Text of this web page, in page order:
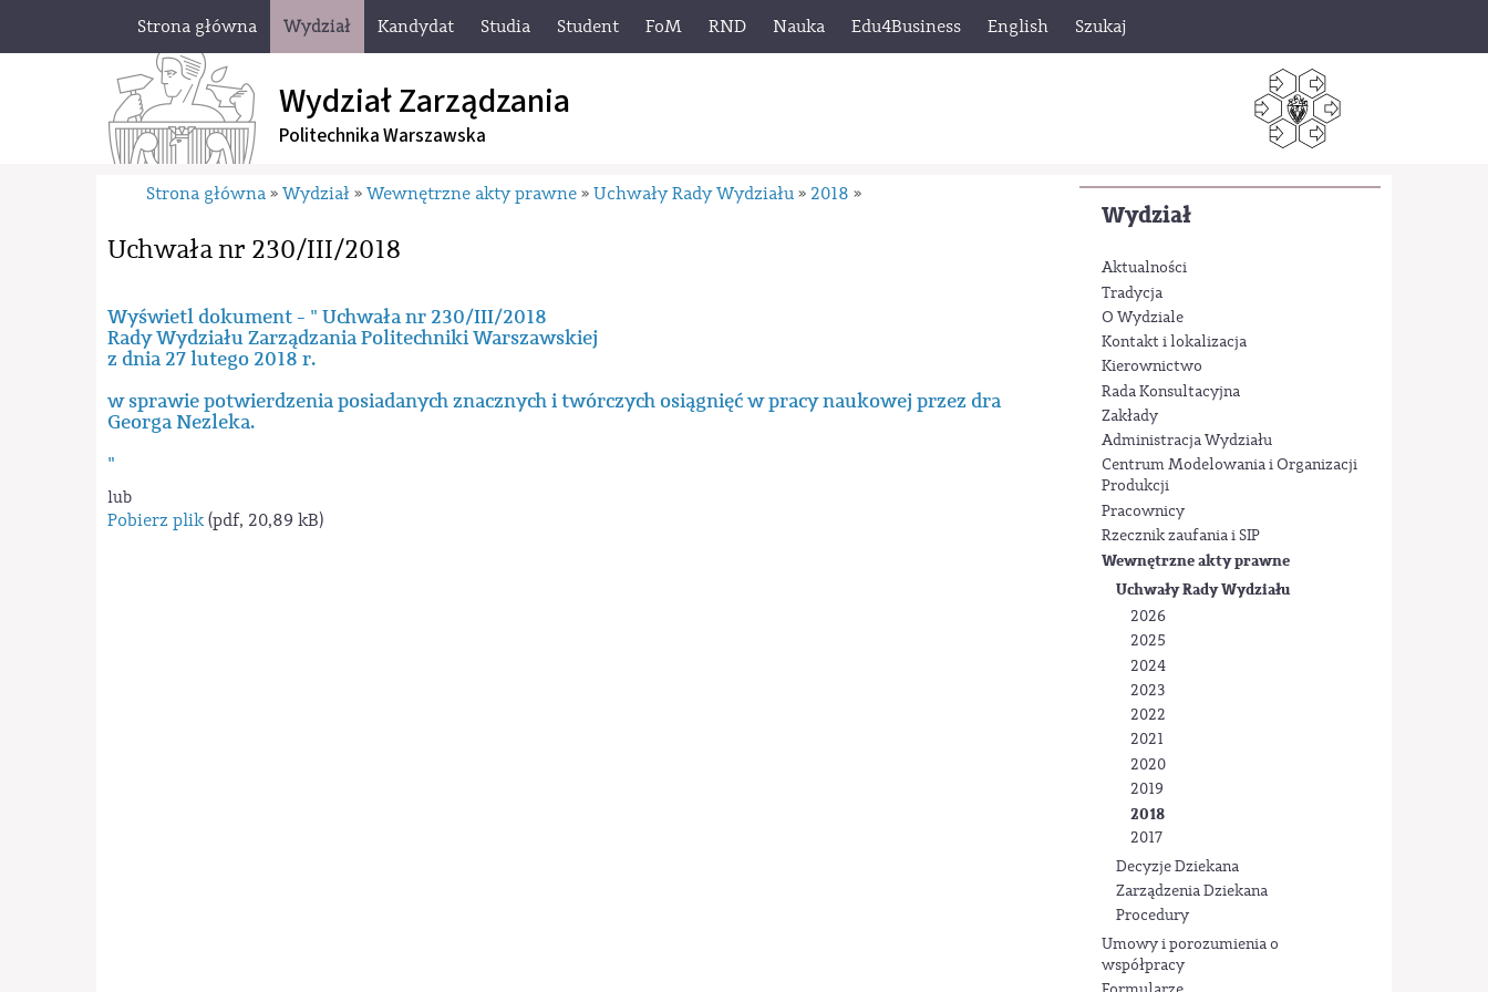
Strona główna Wydział Kandydat Studia Student FoM RND Nauka Edu4Business English Szukaj
Wydział Zarządzania
Politechnika Warszawska
Wydział
Aktualności
Tradycja
O Wydziale
Kontakt i lokalizacja
Kierownictwo
Rada Konsultacyjna
Zakłady
Administracja Wydziału
Centrum Modelowania i Organizacji
Produkcji
Pracownicy
Rzecznik zaufania i SIP
Wewnętrzne akty prawne
Uchwały Rady Wydziału
2026
2025
2024
2023
2022
2021
2020
2019
2018
2017
Decyzje Dziekana
Zarządzenia Dziekana
Procedury
Umowy i porozumienia o
współpracy
Strona główna » Wydział » Wewnętrzne akty prawne » Uchwały Rady Wydziału » 2018 »
Uchwała nr 230/III/2018
Wyświetl dokument - " Uchwała nr 230/III/2018
Rady Wydziału Zarządzania Politechniki Warszawskiej
z dnia 27 lutego 2018 r.
w sprawie potwierdzenia posiadanych znacznych i twórczych osiągnięć w pracy naukowej przez dra
Georga Nezleka.
"
lub
Pobierz plik(pdf, 20,89 kB)